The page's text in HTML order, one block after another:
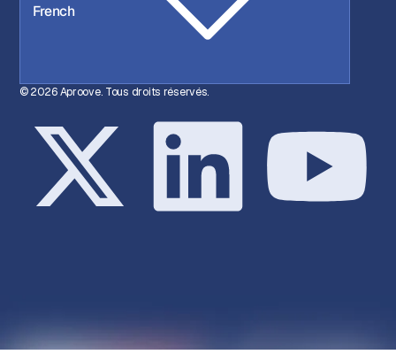
French
© 2026 Aproove. Tous droits réservés.